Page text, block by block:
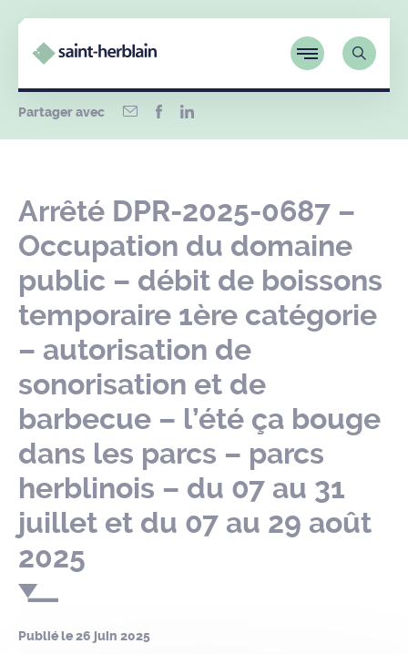
Partager avec
Arrêté DPR-2025-0687 –
Occupation du domaine
public – débit de boissons
temporaire 1ère catégorie
– autorisation de
sonorisation et de
barbecue – l’été ça bouge
dans les parcs – parcs
herblinois – du 07 au 31
juillet et du 07 au 29 août
2025
Publié le26 juin 2025